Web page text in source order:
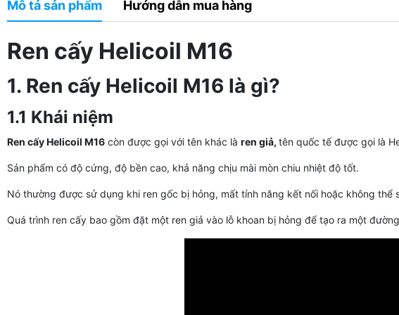
Mô tả sản phẩm Hướng dẫn mua hàng
Ren cấy Helicoil M16
1. Ren cấy Helicoil M16 là gì?
1.1 Khái niệm
Ren cấy Helicoil M16 còn được gọi với tên khác là ren giả, tên quốc tế được gọi là
Sản phẩm có độ cứng, độ bền cao, khả năng chịu mài mòn chiu nhiệt độ tốt.
Nó thường được sử dụng khi ren gốc bị hỏng, mất tính năng kết nối hoặc không thể
Quá trình ren cấy bao gồm đặt một ren giả vào lỗ khoan bị hỏng để tạo ra một